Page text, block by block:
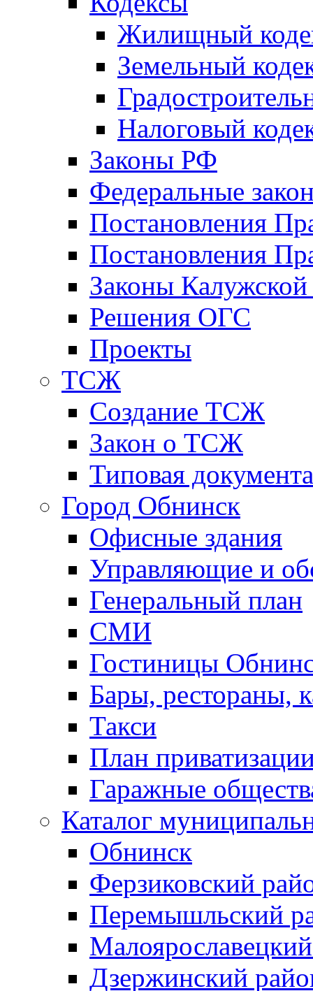
Жилищный
Земельный
Налоговый
Законы РФ
Федеральные
Постановления
Постановления
Законы Калужской
Решения ОГС
Проекты
ТСЖ
Создание ТСЖ
Закон о ТСЖ
Типовая
Город Обнинск
Офисные здания
Управляющие и
Генеральный план
СМИ
Гостиницы
Бары, рестораны,
Такси
План
Гаражные
Каталог
Обнинск
Ферзиковский
Перемышльский
Дзержинский